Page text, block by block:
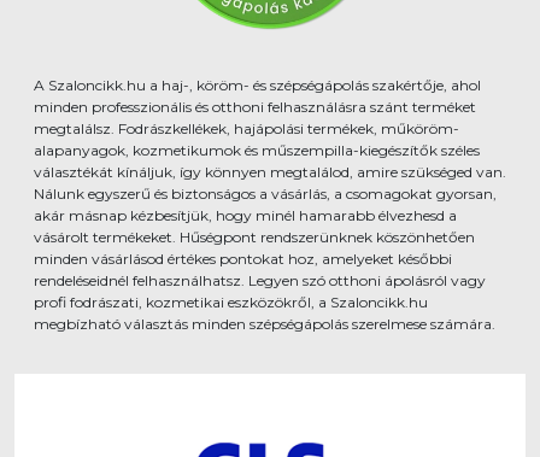
A Szaloncikk.hu a haj-, köröm- és szépségápolás szakértője, ahol
minden professzionális és otthoni felhasználásra szánt terméket
megtalálsz. Fodrászkellékek, hajápolási termékek, műköröm-
alapanyagok, kozmetikumok és műszempilla-kiegészítők széles
választékát kínáljuk, így könnyen megtalálod, amire szükséged van.
Nálunk egyszerű és biztonságos a vásárlás, a csomagokat gyorsan,
akár másnap kézbesítjük, hogy minél hamarabb élvezhesd a
vásárolt termékeket. Hűségpont rendszerünknek köszönhetően
minden vásárlásod értékes pontokat hoz, amelyeket későbbi
rendeléseidnél felhasználhatsz. Legyen szó otthoni ápolásról vagy
profi fodrászati, kozmetikai eszközökről, a Szaloncikk.hu
megbízható választás minden szépségápolás szerelmese számára.